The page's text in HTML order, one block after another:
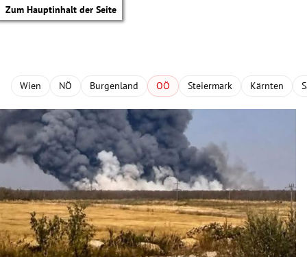
Zum Hauptinhalt der Seite
Wien NÖ Burgenland OÖ Steiermark Kärnten